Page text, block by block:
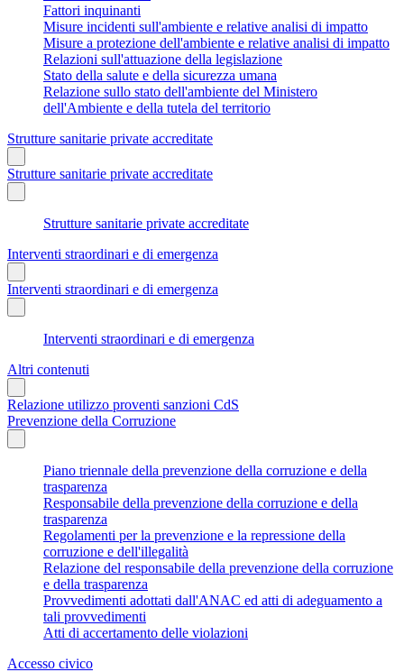
Fattori inquinanti
Misure incidenti sull'ambiente e relative analisi di impatto
Misure a protezione dell'ambiente e relative analisi di impatto
Relazioni sull'attuazione della legislazione
Stato della salute e della sicurezza umana
Relazione sullo stato dell'ambiente del Ministero
dell'Ambiente e della tutela del territorio
Strutture sanitarie private accreditate
Strutture sanitarie private accreditate
Strutture sanitarie private accreditate
Interventi straordinari e di emergenza
Interventi straordinari e di emergenza
Interventi straordinari e di emergenza
Altri contenuti
Relazione utilizzo proventi sanzioni CdS
Prevenzione della Corruzione
Piano triennale della prevenzione della corruzione e della
trasparenza
Responsabile della prevenzione della corruzione e della
trasparenza
Regolamenti per la prevenzione e la repressione della
corruzione e dell'illegalità
Relazione del responsabile della prevenzione della corruzione
e della trasparenza
Provvedimenti adottati dall'ANAC ed atti di adeguamento a
tali provvedimenti
Atti di accertamento delle violazioni
Accesso civico